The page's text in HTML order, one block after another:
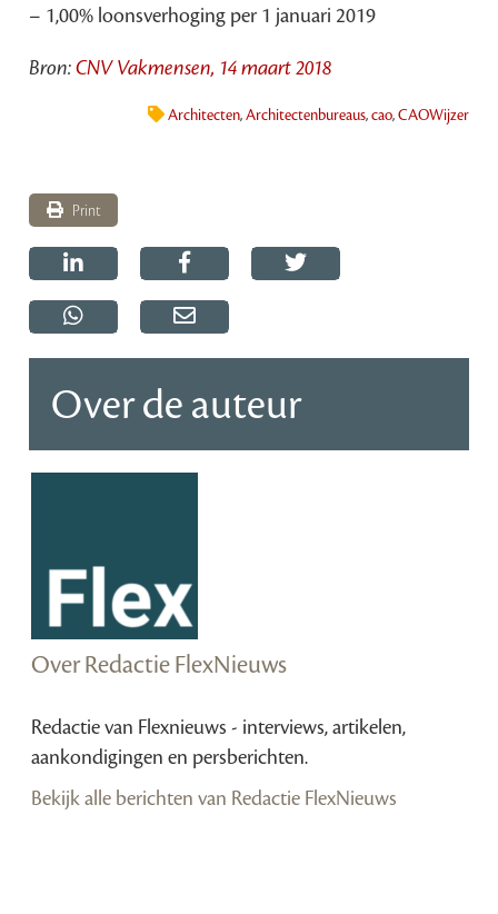
– 1,00% loonsverhoging per 1 januari 2019
Bron:CNV Vakmensen, 14 maart 2018
Architecten,Architectenbureaus,cao,CAOWijzer
Print
Over de auteur
Over Redactie FlexNieuws
Redactie van Flexnieuws - interviews, artikelen,
aankondigingen en persberichten.
Bekijk alle berichten van Redactie FlexNieuws